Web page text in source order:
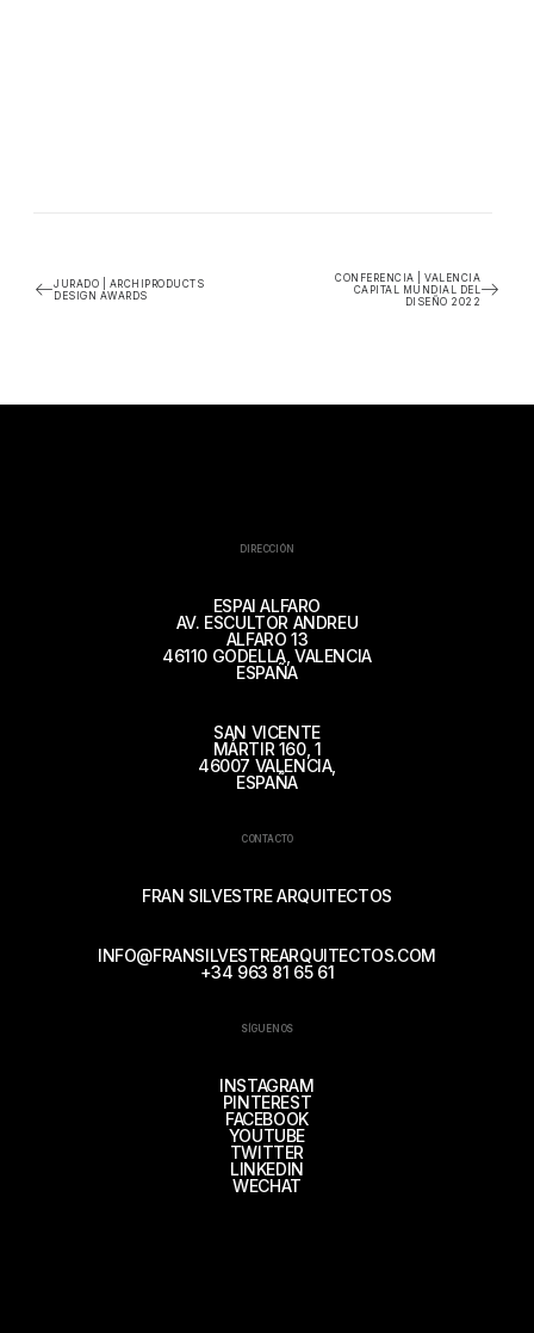
JURADO | ARCHIPRODUCTS
DESIGN AWARDS
CONFERENCIA | VALENCIA
CAPITAL MUNDIAL DEL
DISEÑO 2022
DIRECCIÓN
ESPAI ALFARO
AV. ESCULTOR ANDREU
ALFARO 13
46110 GODELLA, VALENCIA
ESPAÑA
SAN VICENTE
MÁRTIR 160, 1
46007 VALENCIA,
ESPAÑA
CONTACTO
FRAN SILVESTRE ARQUITECTOS
INFO@FRANSILVESTREARQUITECTOS.COM
+34 963 81 65 61
SÍGUENOS
INSTAGRAM
PINTEREST
FACEBOOK
YOUTUBE
TWITTER
LINKEDIN
WECHAT